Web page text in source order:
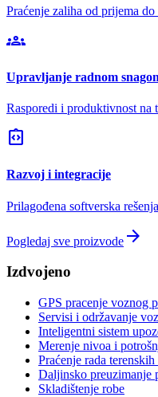
Praćenje zaliha od prijema do
groups
Upravljanje radnom
Rasporedi i produktivnost na
integration_instructions
Razvoj i integracije
Prilagođena softverska
Pogledaj sve proizvode arrow_forward
Izdvojeno
GPS pracenje voznog
Servisi i održavanje
Inteligentni sistem
Merenje nivoa i
Praćenje rada
Daljinsko preuzimanje
Skladištenje robe